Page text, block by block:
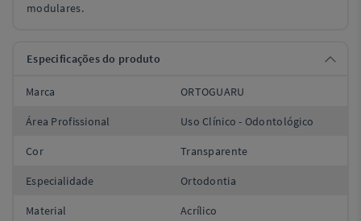
modulares.
Especificações do produto
Marca ORTOGUARU
Área Profissional Uso Clínico - Odontológico
Cor Transparente
Especialidade Ortodontia
Material Acrílico